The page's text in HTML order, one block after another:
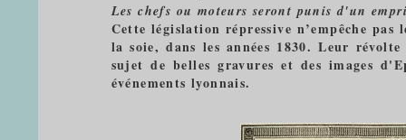
Les chefs ou moteurs seront punis d'un
Cette législation répressive n’empêche
la soie, dans les années 1830. Leur
sujet de belles gravures et des images
événements lyonnais.